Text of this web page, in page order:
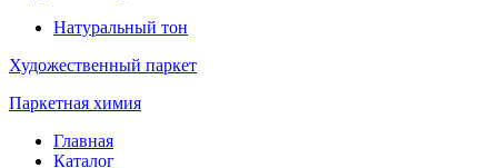
Натуральный тон
Художественный паркет
Паркетная химия
Главная
Каталог